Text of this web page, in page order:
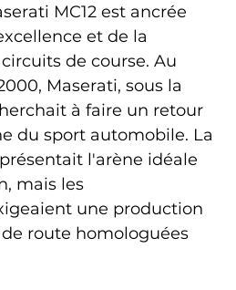
MC12 est ancrée
et de la
de course. Au
Maserati, sous la
à faire un retour
du sport automobile. La
l'arène idéale
mais les
une production
route homologuées